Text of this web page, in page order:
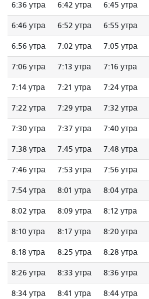
6:36 утра 6:42 утра 6:45 утра
6:46 утра 6:52 утра 6:55 утра
6:56 утра 7:02 утра 7:05 утра
7:06 утра 7:13 утра 7:16 утра
7:14 утра 7:21 утра 7:24 утра
7:22 утра 7:29 утра 7:32 утра
7:30 утра 7:37 утра 7:40 утра
7:38 утра 7:45 утра 7:48 утра
7:46 утра 7:53 утра 7:56 утра
7:54 утра 8:01 утра 8:04 утра
8:02 утра 8:09 утра 8:12 утра
8:10 утра 8:17 утра 8:20 утра
8:18 утра 8:25 утра 8:28 утра
8:26 утра 8:33 утра 8:36 утра
8:34 утра 8:41 утра 8:44 утра